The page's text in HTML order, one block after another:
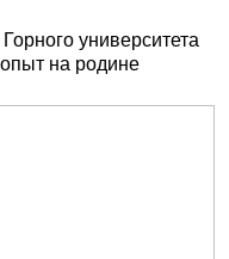
университета
на родине